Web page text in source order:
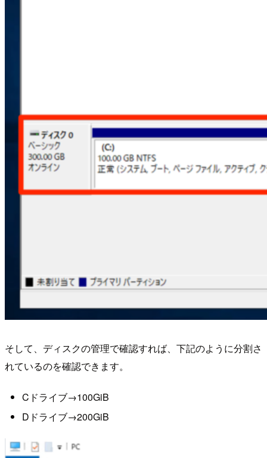
そして、ディスクの管理で確認すれば、下記のように分割さ
れているのを確認できます。
Cドライブ→100GiB
Dドライブ→200GiB